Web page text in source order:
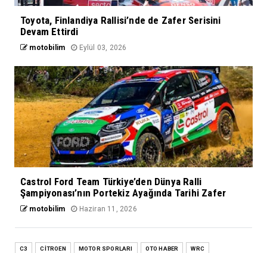
Toyota, Finlandiya Rallisi’nde de Zafer Serisini
Devam Ettirdi
motobilim Eylül 03, 2026
Castrol Ford Team Türkiye’den Dünya Ralli
Şampiyonası’nın Portekiz Ayağında Tarihi Zafer
motobilim Haziran 11, 2026
C3 CİTROEN MOTOR SPORLARI OTO HABER WRC